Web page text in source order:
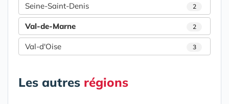
Seine-Saint-Denis 2
Val-de-Marne 2
Val-d'Oise 3
Les autres régions